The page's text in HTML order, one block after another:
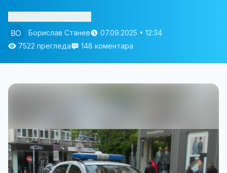
Борислав Станев
07.09.2025 • 12:34
7522 прегледа
148 коментара